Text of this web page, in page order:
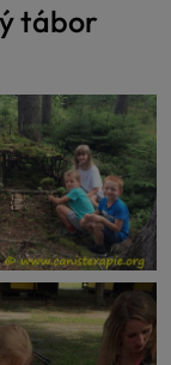
tábor